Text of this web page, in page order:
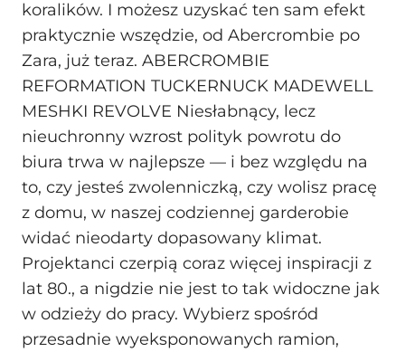
koralików. I możesz uzyskać ten sam efekt
praktycznie wszędzie, od Abercrombie po
Zara, już teraz. ABERCROMBIE
REFORMATION TUCKERNUCK MADEWELL
MESHKI REVOLVE Niesłabnący, lecz
nieuchronny wzrost polityk powrotu do
biura trwa w najlepsze — i bez względu na
to, czy jesteś zwolenniczką, czy wolisz pracę
z domu, w naszej codziennej garderobie
widać nieodarty dopasowany klimat.
Projektanci czerpią coraz więcej inspiracji z
lat 80., a nigdzie nie jest to tak widoczne jak
w odzieży do pracy. Wybierz spośród
przesadnie wyeksponowanych ramion,